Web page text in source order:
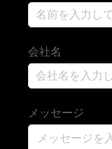
会社名
メッセージ